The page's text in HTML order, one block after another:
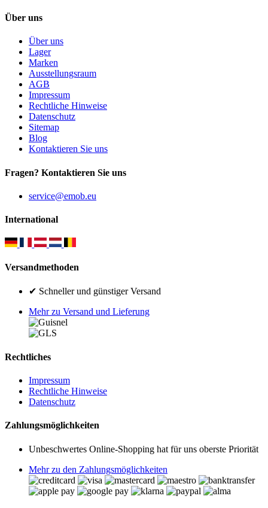
Über uns
Über uns
Lager
Marken
Ausstellungsraum
AGB
Impressum
Rechtliche Hinweise
Datenschutz
Sitemap
Blog
Kontaktieren Sie uns
Fragen? Kontaktieren Sie uns
service@emob.eu
International
Versandmethoden
✔ Schneller und günstiger Versand
Mehr zu Versand und Lieferung
Rechtliches
Impressum
Rechtliche Hinweise
Datenschutz
Zahlungsmöglichkeiten
Unbeschwertes Online-Shopping hat für uns oberste Priorität
Mehr zu den Zahlungsmöglichkeiten